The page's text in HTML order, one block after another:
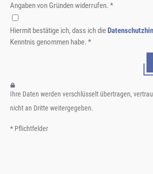
Angaben von Gründen widerrufen. *
Hiermit bestätige ich, dass ich die
Kenntnis genommen habe. *
Ihre Daten werden verschlüsselt übertragen,
nicht an Dritte weitergegeben.
* Pflichtfelder